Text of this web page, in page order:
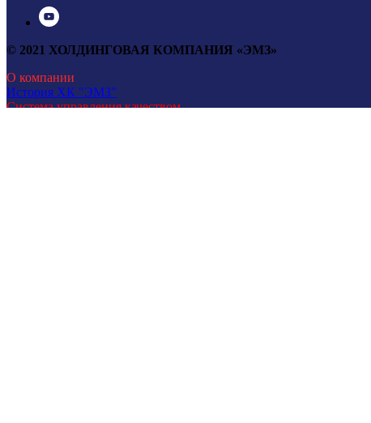
© 2021 ХОЛДИНГОВАЯ КОМПАНИЯ «ЭМЗ»
О компании
История ХК "ЭМЗ"
Система управления качеством